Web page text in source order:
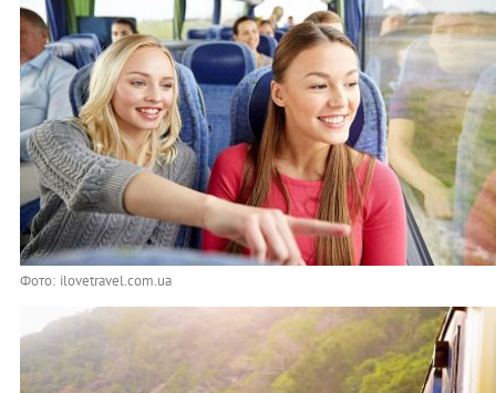
Фото: ilovetravel.com.ua